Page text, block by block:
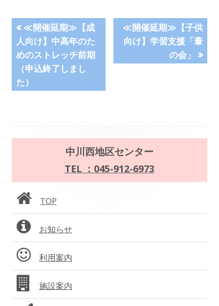
ド
ウ
で
投
稿
ナ
ビ
ン
前
の
記
事:
≪開催延期≫【成
人向け】中高年のた
めのストレッチ前期
（申込終了しまし
た）
次
の
≪開催延期≫【子供
向け】学習支援「葦
の会」
ン
サ
イ
ド
バ
ー
中川西地区センター
TEL ：045-912-6973
TOP
お知らせ
利用案内
施設案内